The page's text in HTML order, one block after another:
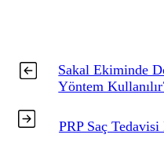
Sakal Ekiminde
Yöntem
PRP Saç